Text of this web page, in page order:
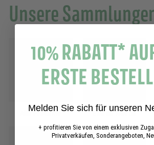
Unsere
Alle Produkte Eau de toilette
10% RABATT*
ERSTE
Melden Sie sich für unseren
+ profitieren Sie von einem exklusiven
Privatverkäufen, Sonderangeboten,